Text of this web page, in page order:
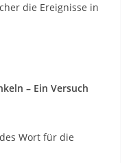
die Ereignisse in
– Ein Versuch
Wort für die